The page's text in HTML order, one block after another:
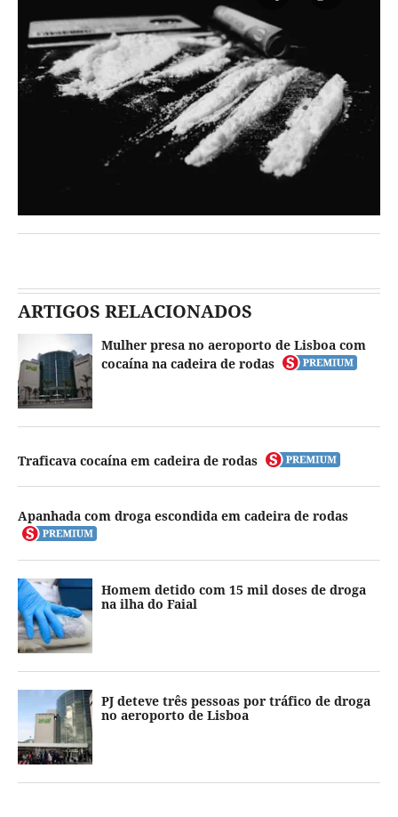
ARTIGOS RELACIONADOS
Mulher presa no aeroporto de Lisboa com
cocaína na cadeira de rodas
Traficava cocaína em cadeira de rodas
Apanhada com droga escondida em cadeira de rodas
Homem detido com 15 mil doses de droga
na ilha do Faial
PJ deteve três pessoas por tráfico de droga
no aeroporto de Lisboa